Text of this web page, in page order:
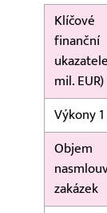
Klíčové
finanční
mil. EUR)
Výkony 1
Objem
zakázek